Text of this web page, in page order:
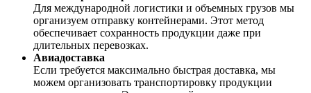
Для международной логистики и объемных грузов мы
организуем отправку контейнерами. Этот метод
обеспечивает сохранность продукции даже при
длительных перевозках.
Авиадоставка
Если требуется максимально быстрая доставка, мы
можем организовать транспортировку продукции